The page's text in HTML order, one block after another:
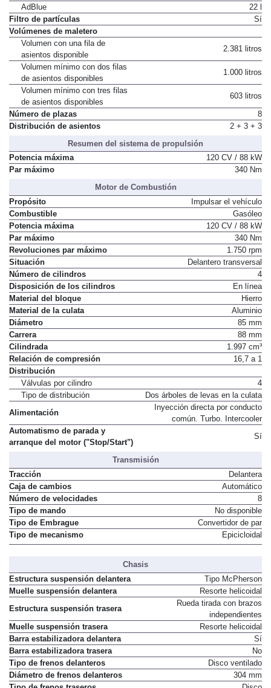
AdBlue
22 l
Filtro de partículas
Sí
Volúmenes de maletero
Volumen con una fila de
asientos disponible
2.381 litros
Volumen mínimo con dos filas
de asientos disponibles
1.000 litros
Volumen mínimo con tres filas
de asientos disponibles
603 litros
Número de plazas
8
Distribución de asientos
2 + 3 + 3
Resumen del sistema de propulsión
Potencia máxima
120 CV / 88 kW
Par máximo
340 Nm
Motor de Combustión
Propósito
Impulsar el vehículo
Combustible
Gasóleo
Potencia máxima
120 CV / 88 kW
Par máximo
340 Nm
Revoluciones par máximo
1.750 rpm
Situación
Delantero transversal
Número de cilindros
4
Disposición de los cilindros
En línea
Material del bloque
Hierro
Material de la culata
Aluminio
Diámetro
85 mm
Carrera
88 mm
Cilindrada
1.997 cm³
Relación de compresión
16,7 a 1
Distribución
Válvulas por cilindro
4
Tipo de distribución
Dos árboles de levas en la culata
Alimentación
Inyección directa por conducto
común. Turbo. Intercooler
Automatismo de parada y
arranque del motor ("Stop/Start")
Sí
Transmisión
Tracción
Delantera
Caja de cambios
Automático
Número de velocidades
8
Tipo de mando
No disponible
Tipo de Embrague
Convertidor de par
Tipo de mecanismo
Epicicloidal
Chasis
Estructura suspensión delantera
Tipo McPherson
Muelle suspensión delantera
Resorte helicoidal
Estructura suspensión trasera
Rueda tirada con brazos
independientes
Muelle suspensión trasera
Resorte helicoidal
Barra estabilizadora delantera
Sí
Barra estabilizadora trasera
No
Tipo de frenos delanteros
Disco ventilado
Diámetro de frenos delanteros
304 mm